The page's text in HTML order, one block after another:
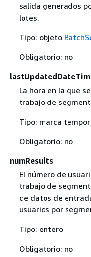
salida generados
lotes.
Tipo: objeto
Obligatorio: no
La hora en la que
trabajo de
Tipo: marca
Obligatorio: no
numResults
El número de
trabajo de
de datos de
usuarios por
Tipo: entero
Obligatorio: no